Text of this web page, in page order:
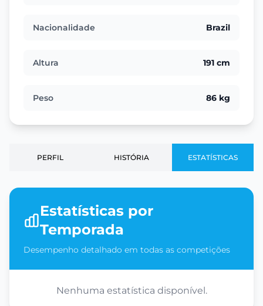
Nacionalidade Brazil
Altura 191 cm
Peso 86 kg
PERFIL HISTÓRIA ESTATÍSTICAS
Estatísticas por
Temporada
Desempenho detalhado em todas as competições
Nenhuma estatística disponível.